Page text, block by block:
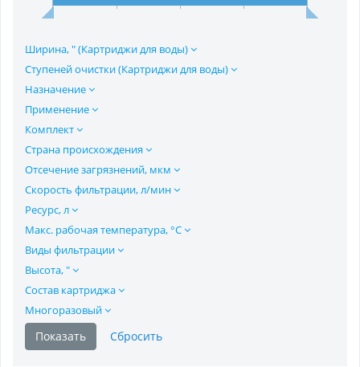
Ширина, " (Картриджи для воды)
Ступеней очистки (Картриджи для воды)
Назначение
Применение
Комплект
Страна происхождения
Отсечение загрязнений, мкм
Скорость фильтрации, л/мин
Ресурс, л
Макс. рабочая температура, °C
Виды фильтрации
Высота, "
Состав картриджа
Многоразовый